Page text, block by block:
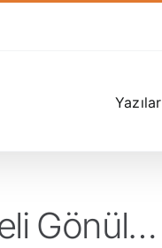
Yazılar
Gönül…